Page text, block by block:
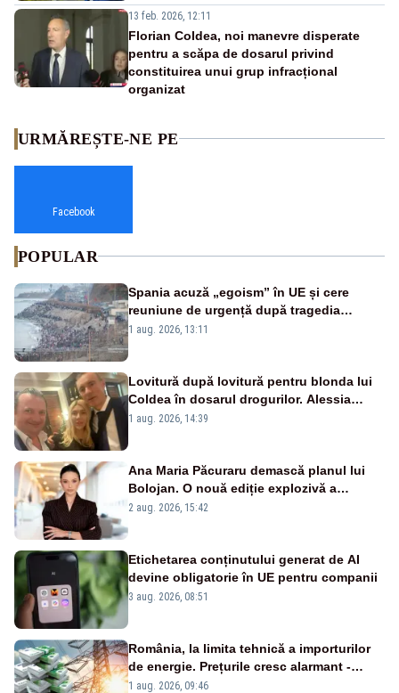
13 feb. 2026, 12:11
Florian Coldea, noi manevre disperate
pentru a scăpa de dosarul privind
constituirea unui grup infracțional
organizat
URMĂREȘTE-NE PE
Facebook
POPULAR
Spania acuză „egoism” în UE și cere
reuniune de urgență după tragedia
migranților din Ceuta. Zeci de oameni au
1 aug. 2026, 13:11
Lovitură după lovitură pentru blonda lui
Coldea în dosarul drogurilor. Alessia
Păcuraru explică decizia magistraților
1 aug. 2026, 14:39
Ana Maria Păcuraru demască planul lui
Bolojan. O nouă ediție explozivă a
emisiunii „Miza Zilei” la Realitatea PLUS
2 aug. 2026, 15:42
Etichetarea conținutului generat de AI
devine obligatorie în UE pentru companii
3 aug. 2026, 08:51
România, la limita tehnică a importurilor
de energie. Prețurile cresc alarmant -
Analiză Realitatea Plus
1 aug. 2026, 09:46